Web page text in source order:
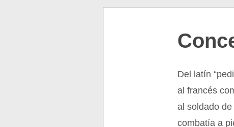
Del latín
al francés
al soldado
combatía a